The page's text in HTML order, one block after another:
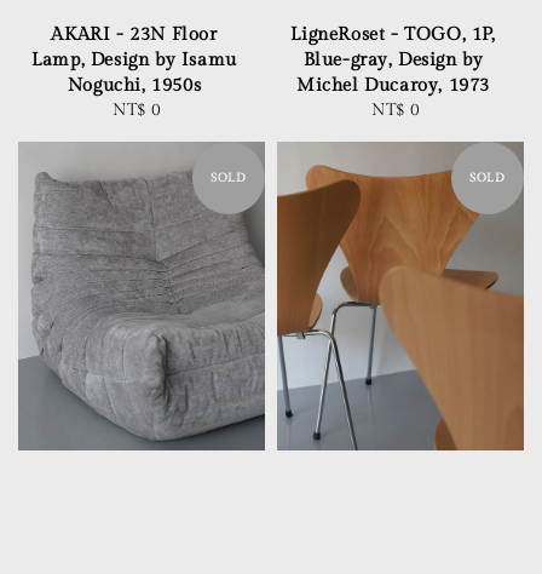
AKARI - 23N Floor
Lamp, Design by Isamu
Noguchi, 1950s
Regular
NT$ 0
LigneRoset - TOGO, 1P,
Blue-gray, Design by
Michel Ducaroy, 1973
Regular
NT$ 0
SOLD SOLD